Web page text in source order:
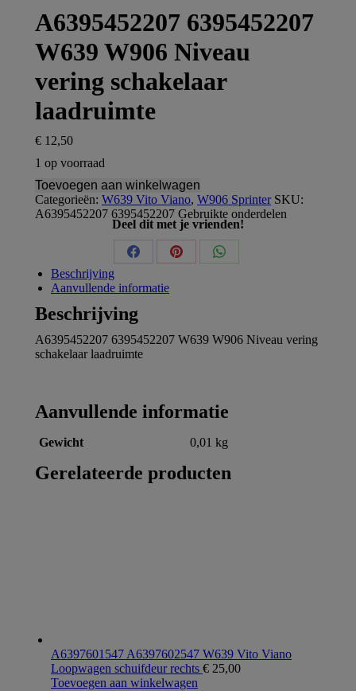
A6395452207 6395452207
W639 W906 Niveau
vering schakelaar
laadruimte
€ 12,50
1 op voorraad
Toevoegen aan winkelwagen
Categorieën: W639 Vito Viano, W906 Sprinter SKU:
A6395452207 6395452207 Gebruikte onderdelen
Deel dit met je vrienden!
Share
on
Facebook
Share
Share
Beschrijving
Aanvullende informatie
Beschrijving
A6395452207 6395452207 W639 W906 Niveau vering
schakelaar laadruimte
Aanvullende informatie
Gewicht 0,01 kg
Gerelateerde producten
A6397601547 A6397602547 W639 Vito Viano
Loopwagen schuifdeur rechts € 25,00
Toevoegen aan winkelwagen